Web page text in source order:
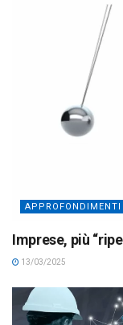
APPROFONDIMENTI
Imprese, più
13/03/2025